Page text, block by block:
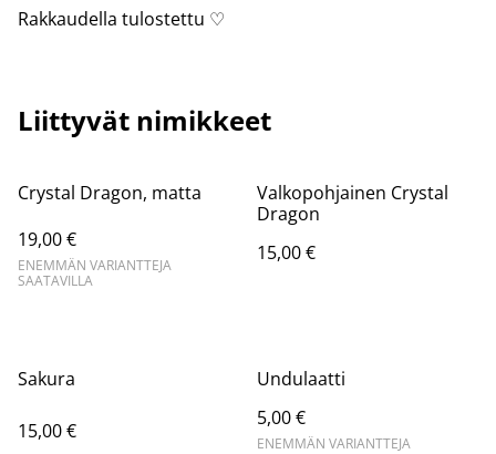
Rakkaudella tulostettu ♡
Liittyvät nimikkeet
Crystal Dragon, matta
19,00 €
ENEMMÄN VARIANTTEJA
SAATAVILLA
Valkopohjainen Crystal
Dragon
15,00 €
Sakura
15,00 €
Undulaatti
5,00 €
ENEMMÄN VARIANTTEJA